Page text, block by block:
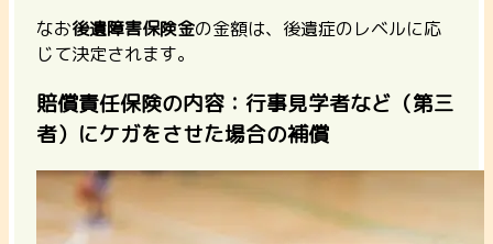
なお後遺障害保険金の金額は、後遺症のレベルに応
じて決定されます。
賠償責任保険の内容：行事見学者など（第三
者）にケガをさせた場合の補償